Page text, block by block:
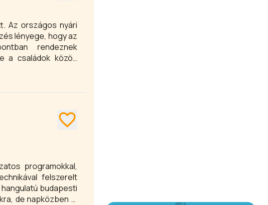
Az országos nyári
lényege, hogy az
rendeznek
a családok közös
programokkal,
felszerelt
budapesti
de napközben is